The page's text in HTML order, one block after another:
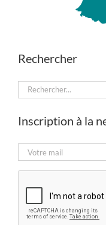
Rechercher
Rechercher:
Inscription à la